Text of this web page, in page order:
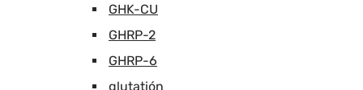
GHK-CU
GHRP-2
GHRP-6
glutatión